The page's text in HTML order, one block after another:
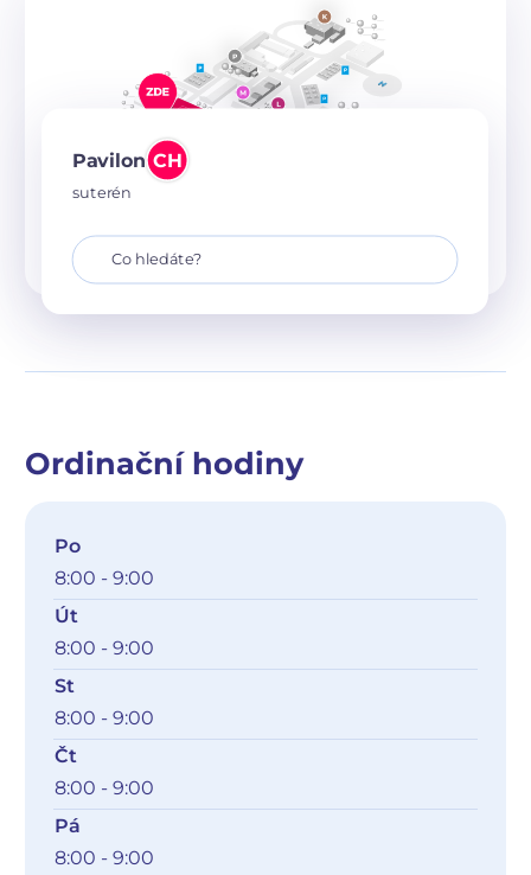
Pavilon CH
suterén
Ordinační hodiny
Po
8:00 - 9:00
Út
8:00 - 9:00
St
8:00 - 9:00
Čt
8:00 - 9:00
Pá
8:00 - 9:00